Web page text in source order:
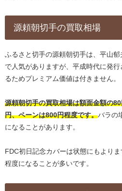
源頼朝切手の買取相場
ふるさと切手の源頼朝切手は、平山
で人気がありますが、平成時代に発
るためプレミアム価値は付きません。
源頼朝切手の買取相場は額面金額の
円、ペーンは800円程度です。バラの
になることがあります。
FDC初日記念カバーは状態にもより
程度になることが多いです。